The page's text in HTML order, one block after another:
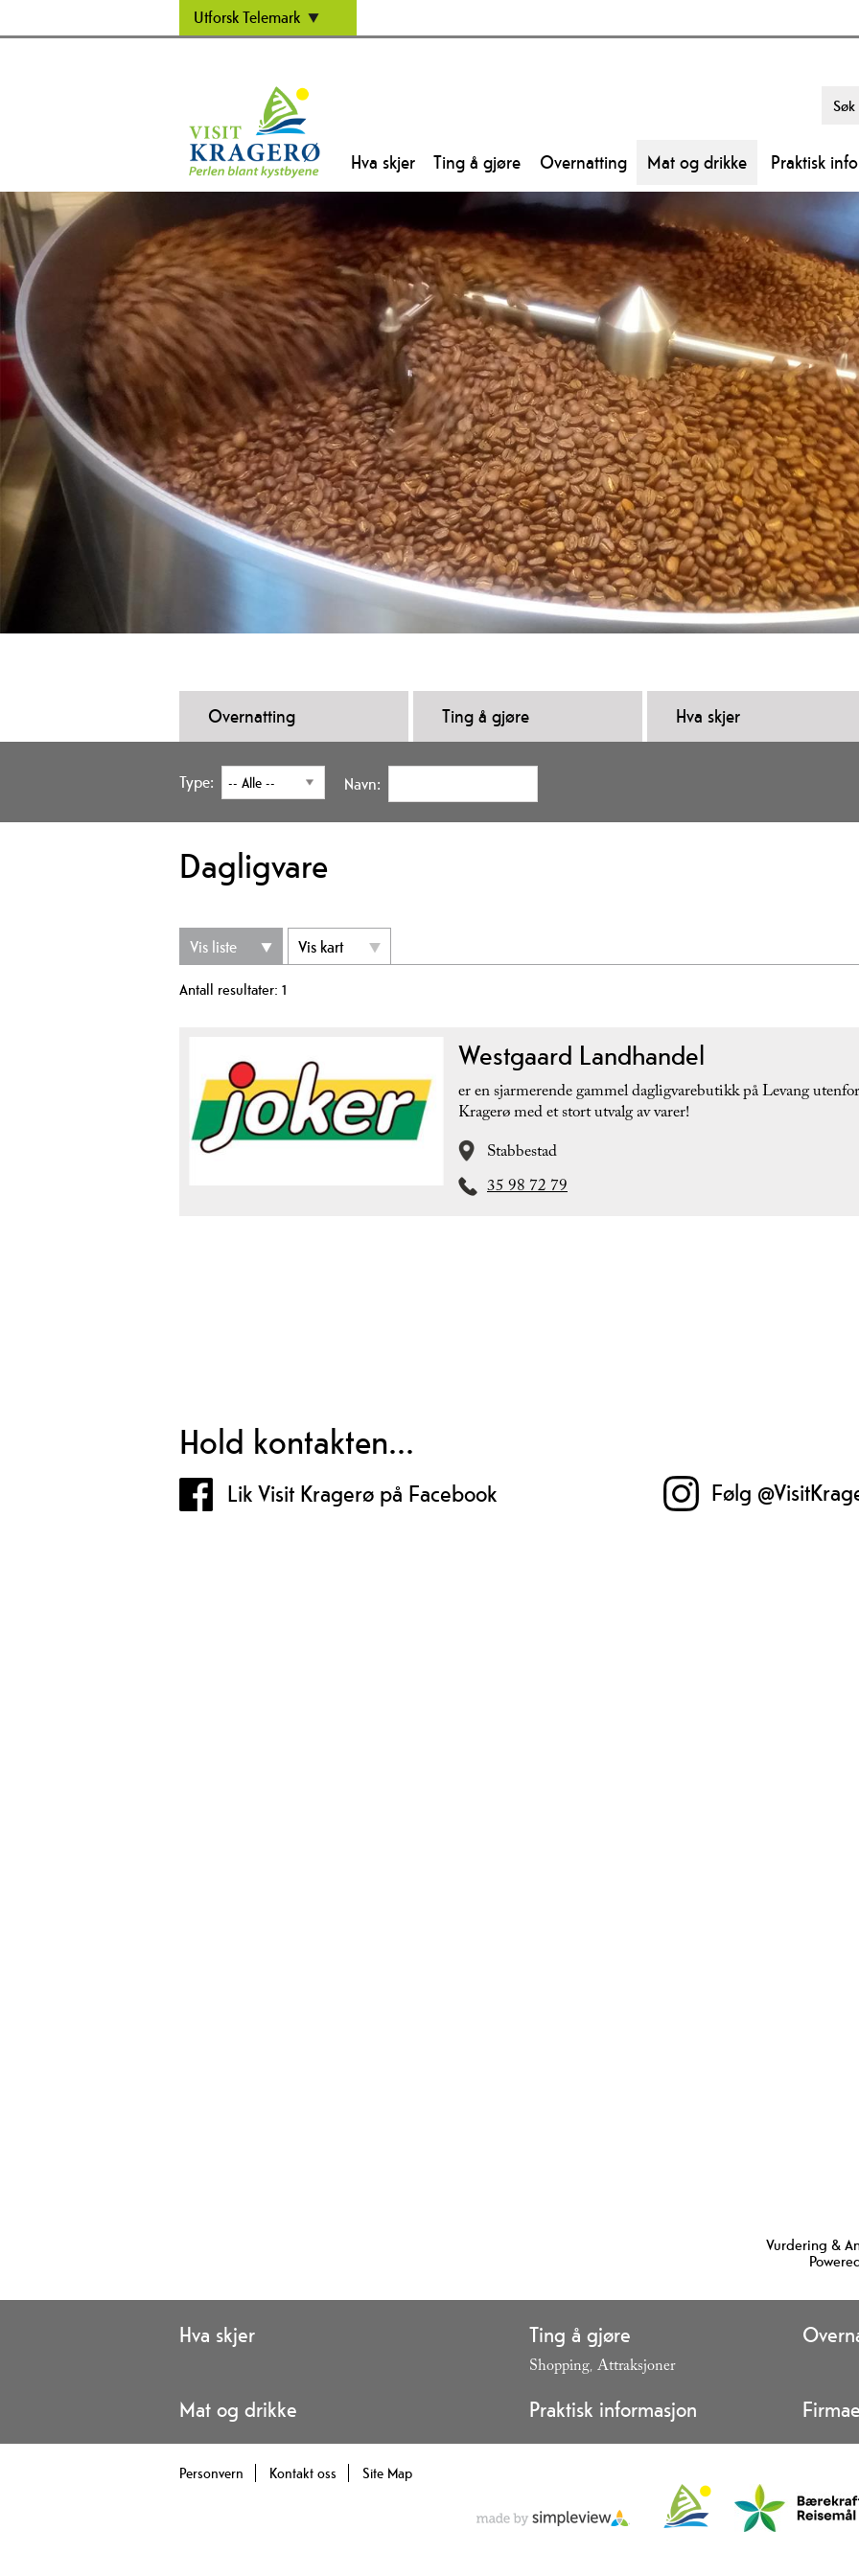
Utforsk Telemark
Hva skjer Ting å gjøre Overnatting Mat og drikke Praktisk
Overnatting Ting å gjøre Hva skjer
Type: Navn:
Dagligvare
Vis liste Vis kart
Antall resultater: 1
Westgaard Landhandel
er en sjarmerende gammel dagligvarebutikk på Levang utenfor
Kragerø med et stort utvalg av varer!
Stabbestad
35 98 72 79
Hold kontakten...
Lik Visit Kragerø på Facebook Følg
Vurdering &
Hva skjer Ting å gjøre
Shopping, Attraksjoner,
Mat og drikke Praktisk informasjon
Personvern Kontakt oss Site Map